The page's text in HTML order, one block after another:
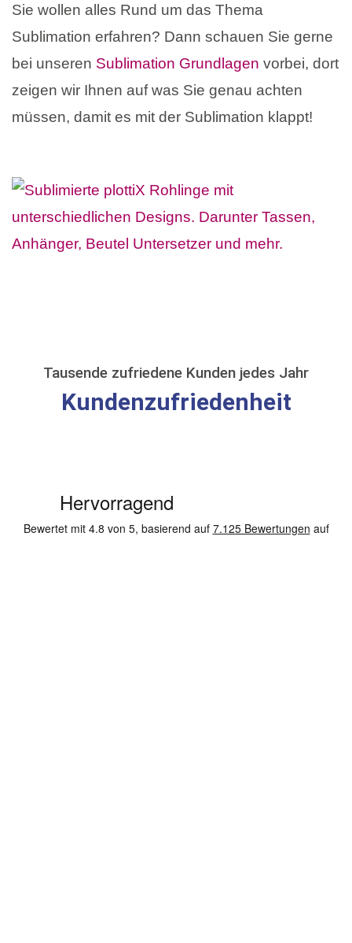
Sie wollen alles Rund um das Thema
Sublimation erfahren? Dann schauen Sie gerne
bei unseren Sublimation Grundlagen vorbei, dort
zeigen wir Ihnen auf was Sie genau achten
müssen, damit es mit der Sublimation klappt!
Tausende zufriedene Kunden jedes Jahr
Kundenzufriedenheit